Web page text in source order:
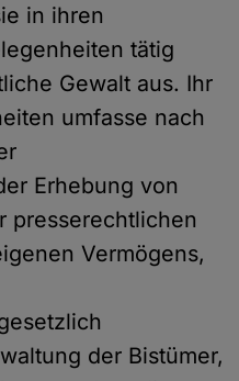
in ihren
tätig
Gewalt aus. Ihr
umfasse nach
Erhebung von
presserechtlichen
Vermögens,
der Bistümer,